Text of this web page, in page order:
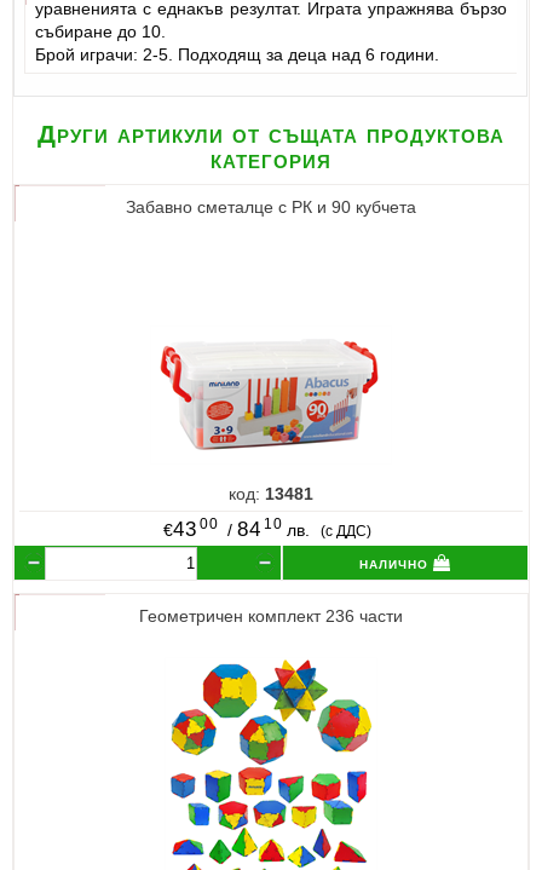
уравненията с еднакъв резултат. Играта упражнява бързо
събиране до 10.
Брой играчи: 2-5. Подходящ за деца над 6 години.
Други артикули от същата продуктова
категория
Забавно сметалце с РК и 90 кубчета
код: 13481
€43 00 /84 10 лв. (с ДДС)
налично
Геометричен комплект 236 части